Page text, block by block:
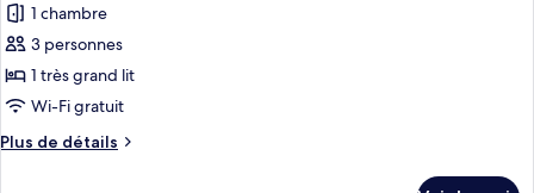
(View)
lits
une
place,
non-
fumeurs
pour
ce
type
de
chambre :
Chambre
1 chambre
3 personnes
1 très grand lit
Wi-Fi gratuit
Plus de détails
Plus